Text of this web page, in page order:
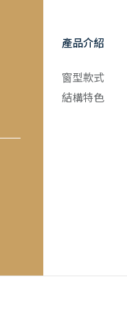
產品介紹
窗型款式
結構特色